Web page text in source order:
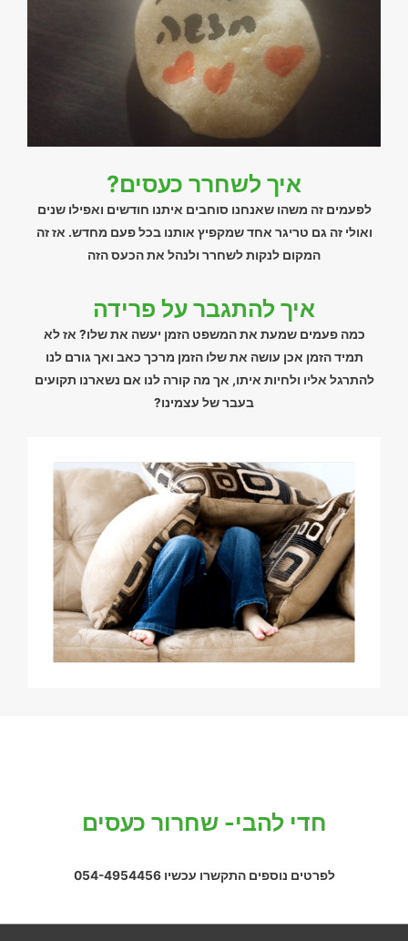
איך לשחרר כעסים?
לפעמים זה משהו שאנחנו סוחבים איתנו חודשים ואפילו שנים
ואולי זה גם טריגר אחד שמקפיץ אותנו בכל פעם מחדש. אז זה
המקום לנקות לשחרר ולנהל את הכעס הזה
איך להתגבר על פרידה
כמה פעמים שמעת את המשפט הזמן יעשה את שלו? אז לא
תמיד הזמן אכן עושה את שלו הזמן מרכך כאב ואך גורם לנו
להתרגל אליו ולחיות איתו, אך מה קורה לנו אם נשארנו תקועים
בעבר של עצמינו?
חדי להבי- שחרור כעסים
לפרטים נוספים התקשרו עכשיו 054-4954456